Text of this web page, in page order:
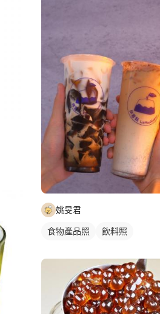
姚旻君
食物產品照 飲料照